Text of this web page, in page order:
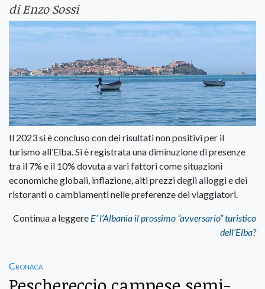
di Enzo Sossi
Il 2023 si è concluso con dei risultati non positivi per il
turismo all’Elba. Si è registrata una diminuzione di presenze
tra il 7% e il 10% dovuta a vari fattori come situazioni
economiche globali, inflazione, alti prezzi degli alloggi e dei
ristoranti o cambiamenti nelle preferenze dei viaggiatori.
Continua a leggere E’ l’Albania il prossimo “avversario” turistico
dell’Elba?
Cronaca